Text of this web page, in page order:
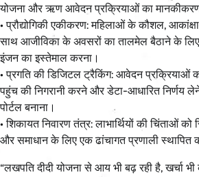
योजना और ऋण आवेदन प्रक्रियाओं का
• प्रौद्योगिकी एकीकरण: महिलाओं के कौशल,
साथ आजीविका के अवसरों का तालमेल बैठाने के लिए
इंजन का इस्तेमाल करना।
• प्रगति की डिजिटल ट्रैकिंग: आवेदन प्रक्रियाओं
पहुंच की निगरानी करने और डेटा-आधारित निर्णय
पोर्टल बनाना।
• शिकायत निवारण तंत्र: लाभार्थियों की चिंताओं को
और समाधान के लिए एक ढांचागत प्रणाली स्थापित
“लखपति दीदी योजना से आय भी बढ़ रही है, खर्चा